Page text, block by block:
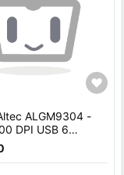
ALGM9304 -
DPI USB 6